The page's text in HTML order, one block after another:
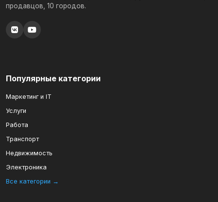
продавцов, 10 городов.
Популярные категории
Маркетинг и IT
Услуги
Работа
Транспорт
Недвижимость
Электроника
Все категории →